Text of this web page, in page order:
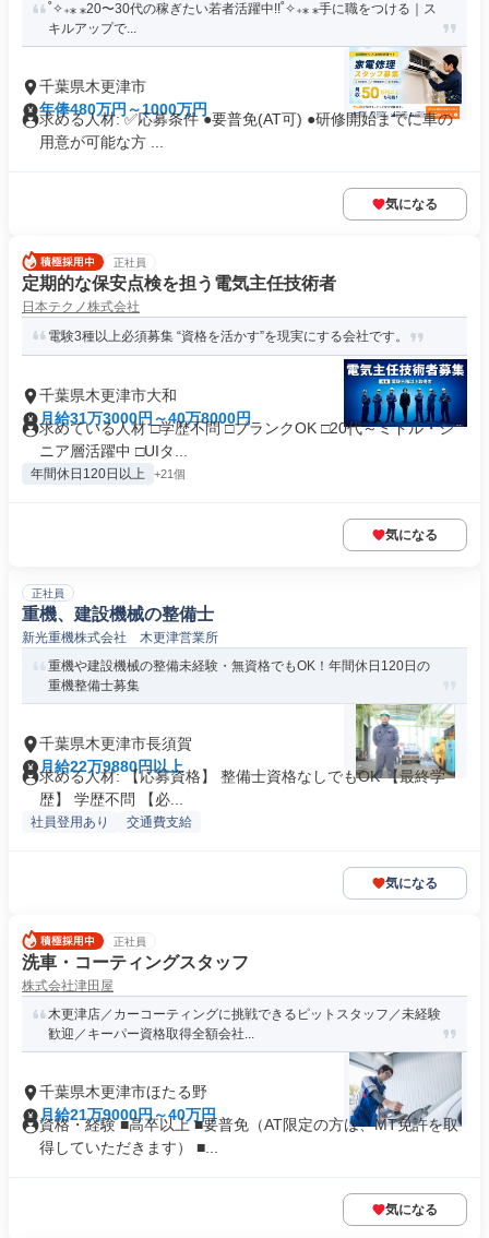
˚✧₊⁎ ⁎20〜30代の稼ぎたい若者活躍中!!˚✧₊⁎ ⁎手に職をつける｜ス
キルアップで...
千葉県木更津市
年俸480万円～1000万円
求める人材: ✅️応募条件 ●要普免(AT可) ●研修開始までに車の
用意が可能な方 ...
気になる
正社員
定期的な保安点検を担う電気主任技術者
日本テクノ株式会社
電験3種以上必須募集 “資格を活かす”を現実にする会社です。
千葉県木更津市大和
月給31万3000円～40万8000円
求めている人材 □学歴不問 □ブランクOK □20代～ミドル・シ
ニア層活躍中 □UIタ...
年間休日120日以上 +21個
気になる
正社員
重機、建設機械の整備士
新光重機株式会社 木更津営業所
重機や建設機械の整備未経験・無資格でもOK！年間休日120日の
重機整備士募集
千葉県木更津市長須賀
月給22万9880円以上
求める人材: 【応募資格】 整備士資格なしでもOK 【最終学
歴】 学歴不問 【必...
社員登用あり 交通費支給
気になる
正社員
洗車・コーティングスタッフ
株式会社津田屋
木更津店／カーコーティングに挑戦できるピットスタッフ／未経験
歓迎／キーパー資格取得全額会社...
千葉県木更津市ほたる野
月給21万9000円～40万円
資格・経験 ■高卒以上 ■要普免（AT限定の方は、MT免許を取
得していただきます） ■...
気になる